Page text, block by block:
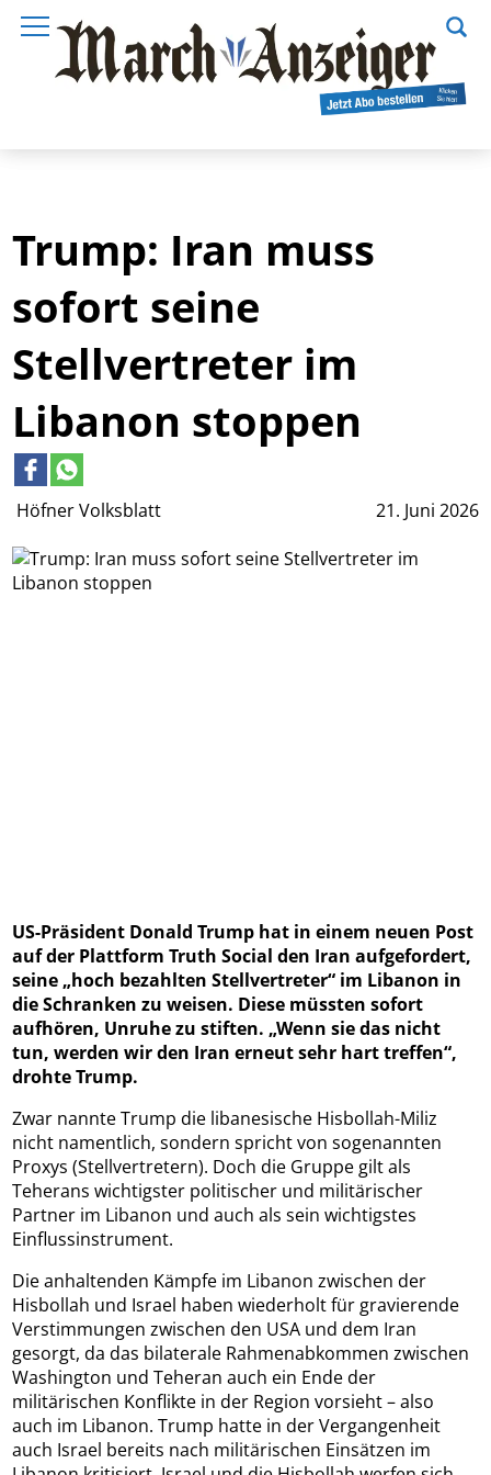
Höfner Volksblatt 21. Juni 2026
Trump: Iran muss
sofort seine
Stellvertreter im
Libanon stoppen
US-Präsident Donald Trump hat in einem neuen Post
auf der Plattform Truth Social den Iran aufgefordert,
seine „hoch bezahlten Stellvertreter“ im Libanon in
die Schranken zu weisen. Diese müssten sofort
aufhören, Unruhe zu stiften. „Wenn sie das nicht
tun, werden wir den Iran erneut sehr hart treffen“,
drohte Trump.
Zwar nannte Trump die libanesische Hisbollah-Miliz
nicht namentlich, sondern spricht von sogenannten
Proxys (Stellvertretern). Doch die Gruppe gilt als
Teherans wichtigster politischer und militärischer
Partner im Libanon und auch als sein wichtigstes
Einflussinstrument.
Die anhaltenden Kämpfe im Libanon zwischen der
Hisbollah und Israel haben wiederholt für gravierende
Verstimmungen zwischen den USA und dem Iran
gesorgt, da das bilaterale Rahmenabkommen zwischen
Washington und Teheran auch ein Ende der
militärischen Konflikte in der Region vorsieht – also
auch im Libanon. Trump hatte in der Vergangenheit
auch Israel bereits nach militärischen Einsätzen im